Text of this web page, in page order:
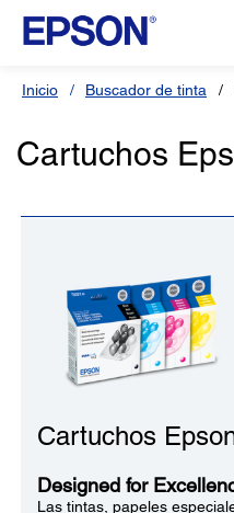
Inicio Buscador de tinta
Cartuchos
Cartuchos
Designed for
Las tintas, papeles